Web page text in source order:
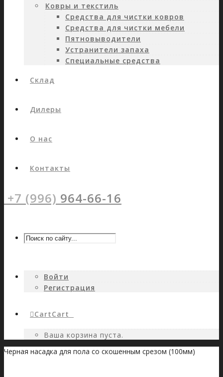
Ковры и текстиль
Средства для чистки ковров
Средства для чистки мебели
Пятновыводители
Устранители запаха
Специальные средства
Склад
Дилеры
О нас
Контакты
+7 (996) 964-66-16
Войти
Регистрация
CartCart
Ваша корзина пуста.
Черная насадка для пола со скошенным срезом (100мм)